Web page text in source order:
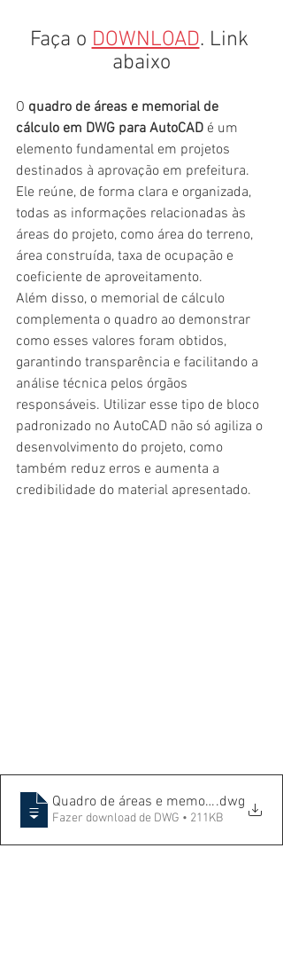
Faça o DOWNLOAD. Link
abaixo
O quadro de áreas e memorial de
cálculo em DWG para AutoCAD é um
elemento fundamental em projetos
destinados à aprovação em prefeitura.
Ele reúne, de forma clara e organizada,
todas as informações relacionadas às
áreas do projeto, como área do terreno,
área construída, taxa de ocupação e
coeficiente de aproveitamento.
Além disso, o memorial de cálculo
complementa o quadro ao demonstrar
como esses valores foram obtidos,
garantindo transparência e facilitando a
análise técnica pelos órgãos
responsáveis. Utilizar esse tipo de bloco
padronizado no AutoCAD não só agiliza o
desenvolvimento do projeto, como
também reduz erros e aumenta a
credibilidade do material apresentado.
Quadro de áreas e memorial de Cálculo
.dwg
Fazer download de DWG • 211KB